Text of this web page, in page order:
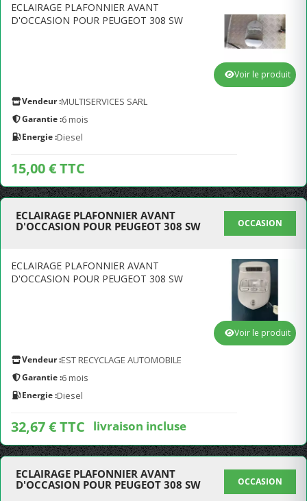
ECLAIRAGE PLAFONNIER AVANT
D'OCCASION POUR PEUGEOT 308 SW
Vendeur :MULTISERVICES SARL
Garantie :6 mois
Energie :Diesel
15,00 € TTC
Voir le produit
ECLAIRAGE PLAFONNIER AVANT
D'OCCASION POUR PEUGEOT 308 SW
OCCASION
ECLAIRAGE PLAFONNIER AVANT
D'OCCASION POUR PEUGEOT 308 SW
Vendeur :EST RECYCLAGE AUTOMOBILE
Garantie :6 mois
Energie :Diesel
32,67 € TTC livraison incluse
Voir le produit
ECLAIRAGE PLAFONNIER AVANT
D'OCCASION POUR PEUGEOT 308 SW
OCCASION